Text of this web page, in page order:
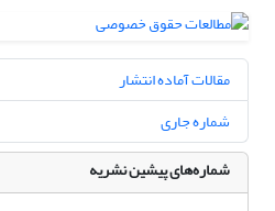
مقالات آماده انتشار
شماره جاری
شماره‌های پیشین نشریه